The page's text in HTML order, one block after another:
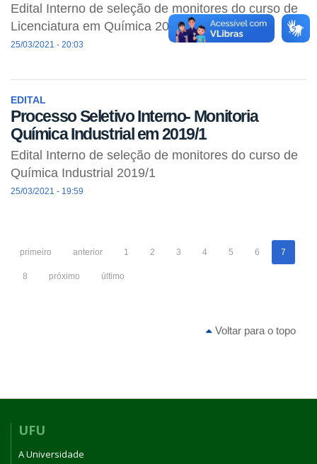
Edital Interno de seleção de monitores do curso de
Licenciatura em Química 2019-1
25/03/2021 - 20:03
EDITAL
Processo Seletivo Interno- Monitoria
Química Industrial em 2019/1
Edital Interno de seleção de monitores do curso de
Química Industrial 2019/1
25/03/2021 - 19:59
primeiro anterior 1 2 3 4 5 6 7
8 próximo último
Voltar para o topo
UFU
A Universidade